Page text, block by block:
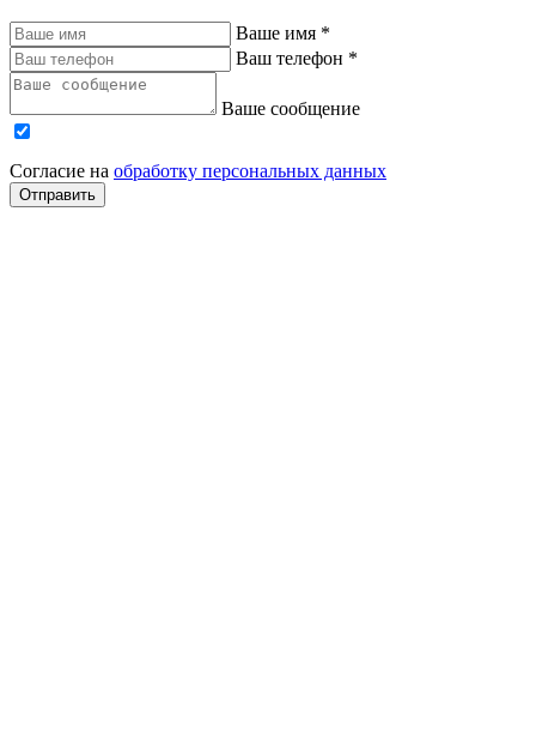
Ваше имя *
Ваш телефон *
Ваше сообщение
Согласие на обработку персональных данных
Отправить